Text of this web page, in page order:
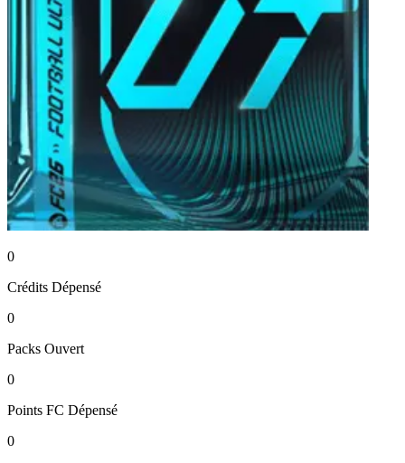
0
Crédits Dépensé
0
Packs Ouvert
0
Points FC Dépensé
0